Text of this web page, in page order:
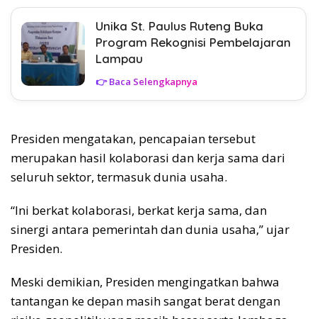
Unika St. Paulus Ruteng Buka
Program Rekognisi Pembelajaran
Lampau
👉 Baca Selengkapnya
Presiden mengatakan, pencapaian tersebut
merupakan hasil kolaborasi dan kerja sama dari
seluruh sektor, termasuk dunia usaha.
“Ini berkat kolaborasi, berkat kerja sama, dan
sinergi antara pemerintah dan dunia usaha,” ujar
Presiden.
Meski demikian, Presiden mengingatkan bahwa
tantangan ke depan masih sangat berat dengan